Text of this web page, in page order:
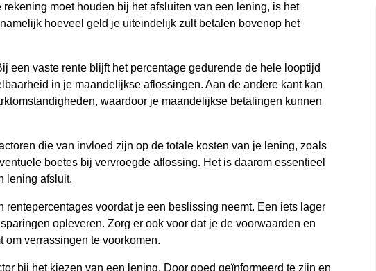
moet houden bij het afsluiten van een lening, is het
hoeveel geld je uiteindelijk zult betalen bovenop het
een vaste rente blijft het percentage gedurende de hele looptijd
in je maandelijkse aflossingen. Aan de andere kant kan
waardoor je maandelijkse betalingen kunnen
die van invloed zijn op de totale kosten van je lening, zoals
boetes bij vervroegde aflossing. Het is daarom essentieel
lening afsluit.
voordat je een beslissing neemt. Een iets lager
opleveren. Zorg er ook voor dat je de voorwaarden en
verrassingen te voorkomen.
bij het kiezen van een lening. Door goed geïnformeerd te zijn en